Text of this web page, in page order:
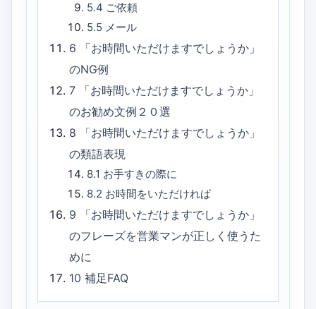
5.4 ご依頼
5.5 メール
6
「お時間いただけますでしょうか」
のNG例
7
「お時間いただけますでしょうか」
のお勧め文例２０選
8
「お時間いただけますでしょうか」
の類語表現
8.1 お手すきの際に
8.2 お時間をいただければ
9
「お時間いただけますでしょうか」
のフレーズを営業マンが正しく使うた
めに
10補足FAQ